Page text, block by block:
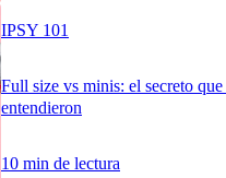
IPSY 101
Full size vs minis: el secreto
entendieron
10 min de lectura